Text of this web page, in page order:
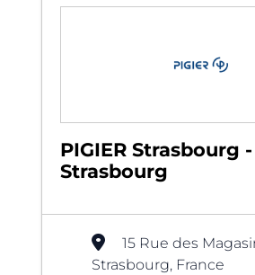
PIGIER Strasbourg -
Strasbourg
15 Rue des
Strasbourg, France